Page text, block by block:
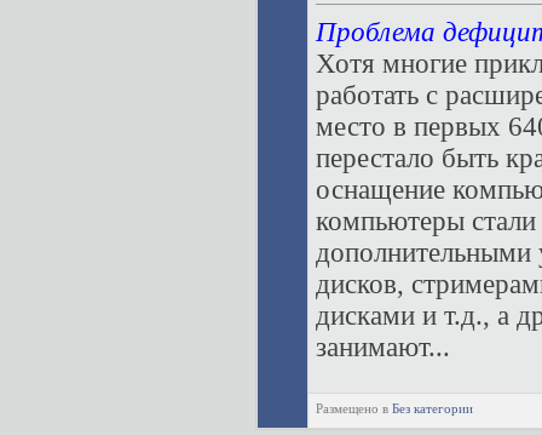
Проблема
Хотя многие
работать с
место в первых
перестало быть
оснащение
компьютеры
дополнительными
дисков,
дисками и т.д., а
занимают...
Размещено в Без категории